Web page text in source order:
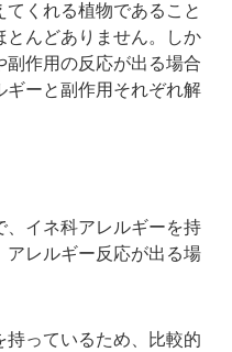
くれる植物であること
とんどありません。しか
副作用の反応が出る場合
ギーと副作用それぞれ解
、イネ科アレルギーを持
アレルギー反応が出る場
っているため、比較的